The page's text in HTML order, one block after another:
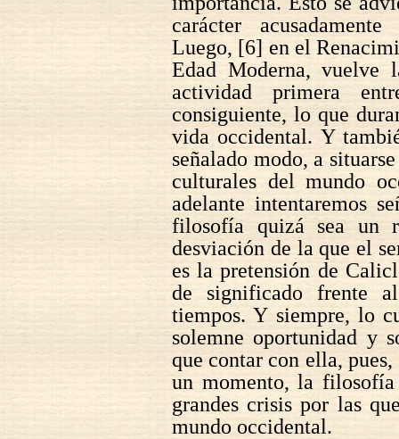
carácter
Luego, [6] en el
Edad Moderna,
actividad primera
consiguiente, lo que
vida occidental. Y
señalado modo, a
culturales del mundo
adelante intentaremos
filosofía quizá sea un
desviación de la que el
es la pretensión de
de significado frente
tiempos. Y siempre, lo
solemne oportunidad y
que contar con ella,
un momento, la
grandes crisis por las
mundo occidental.